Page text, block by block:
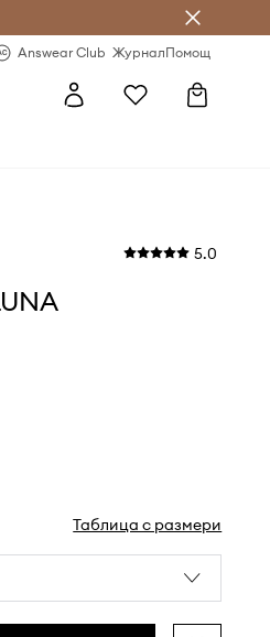
Answear Club ЖурналПомощ
5.0
Таблица с размери